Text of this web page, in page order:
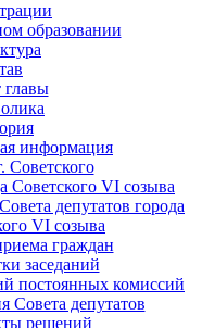
образовании
главы
информация
Советского
Советского VI созыва
депутатов города
VI созыва
граждан
заседаний
постоянных комиссий
Совета депутатов
решений